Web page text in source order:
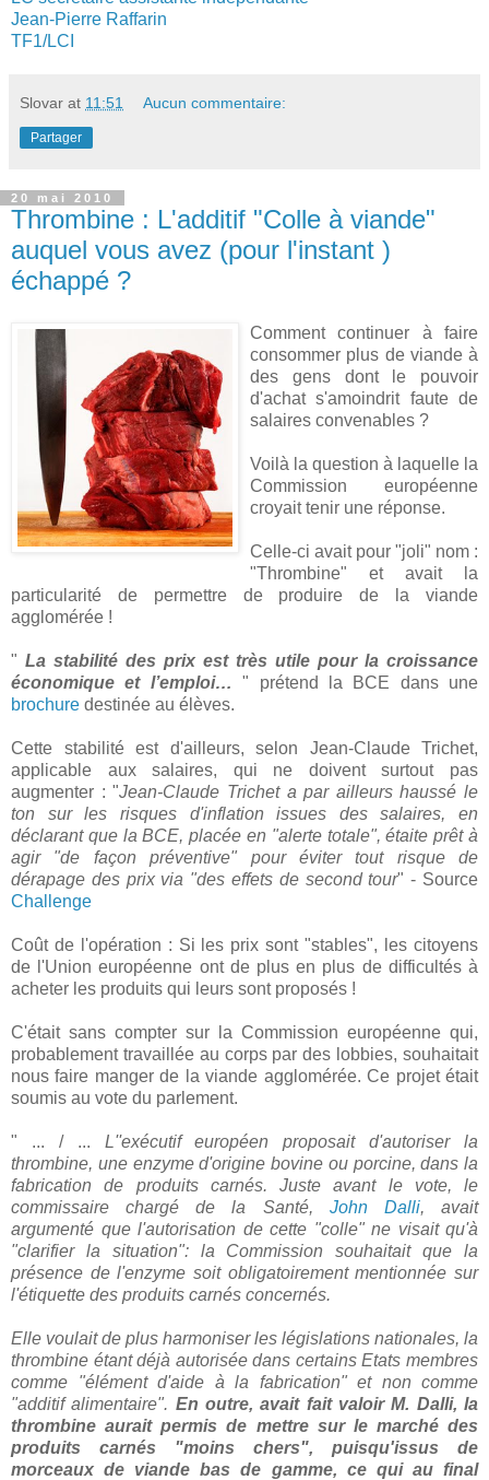
Jean-Pierre Raffarin
TF1/LCI
Slovar at 11:51 Aucun commentaire:
Partager
20 mai 2010
Thrombine : L'additif "Colle à viande"
auquel vous avez (pour l'instant )
échappé ?
Comment continuer à faire
consommer plus de viande à
des gens dont le pouvoir
d'achat s'amoindrit faute de
salaires convenables ?
Voilà la question à laquelle la
Commission européenne
croyait tenir une réponse.
Celle-ci avait pour "joli" nom :
"Thrombine" et avait la
particularité de permettre de produire de la viande
agglomérée !
" La stabilité des prix est très utile pour la croissance
économique et l’emploi…
" prétend la BCE dans une
brochure destinée au élèves.
Cette stabilité est d'ailleurs, selon Jean-Claude Trichet,
applicable aux salaires, qui ne doivent surtout pas
augmenter : "Jean-Claude Trichet a par ailleurs haussé le
ton sur les risques d'inflation issues des salaires, en
déclarant que la BCE, placée en "alerte totale", étaite prêt à
agir "de façon préventive" pour éviter tout risque de
dérapage des prix via "des effets de second tour" - Source
Challenge
Coût de l'opération : Si les prix sont "stables", les citoyens
de l'Union européenne ont de plus en plus de difficultés à
acheter les produits qui leurs sont proposés !
C'était sans compter sur la Commission européenne qui,
probablement travaillée au corps par des lobbies, souhaitait
nous faire manger de la viande agglomérée. Ce projet était
soumis au vote du parlement.
" ... / ... L''exécutif européen proposait d'autoriser la
thrombine, une enzyme d'origine bovine ou porcine, dans la
fabrication de produits carnés. Juste avant le vote, le
commissaire chargé de la Santé, John Dalli, avait
argumenté que l'autorisation de cette "colle" ne visait qu'à
"clarifier la situation": la Commission souhaitait que la
présence de l'enzyme soit obligatoirement mentionnée sur
l'étiquette des produits carnés concernés.
Elle voulait de plus harmoniser les législations nationales, la
thrombine étant déjà autorisée dans certains Etats membres
comme "élément d'aide à la fabrication" et non comme
"additif alimentaire". En outre, avait fait valoir M. Dalli, la
thrombine aurait permis de mettre sur le marché des
produits carnés "moins chers", puisqu'issus de
morceaux de viande bas de gamme, ce qui au final